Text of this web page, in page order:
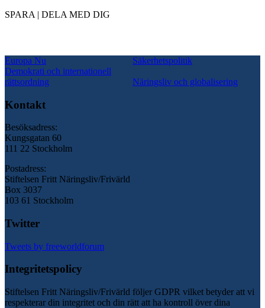
SPARA | DELA MED DIG
Europa Nu
Säkerhetspolitik
Demokrati och internationell
rättsordning
Näringsliv och globalisering
Kontakt
Besöksadress:
Kungsgatan 60
111 22 Stockholm
Postadress:
Stiftelsen Fritt Näringsliv/Frivärld
Box 3037
103 61 Stockholm
Twitter
Tweets by freeworldforum
Integritetspolicy
Stiftelsen Fritt Näringsliv/Frivärld följer GDPR vilket betyder att vi
respekterar din integritet och din rätt att ha kontroll över dina